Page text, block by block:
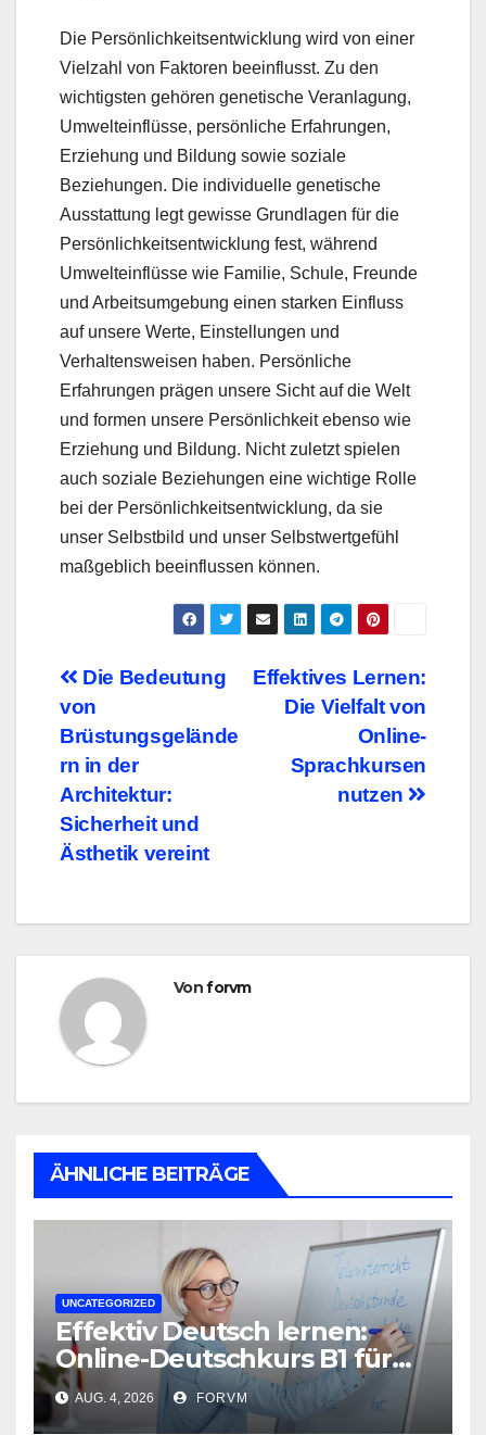
Die Persönlichkeitsentwicklung wird von einer
Vielzahl von Faktoren beeinflusst. Zu den
wichtigsten gehören genetische Veranlagung,
Umwelteinflüsse, persönliche Erfahrungen,
Erziehung und Bildung sowie soziale
Beziehungen. Die individuelle genetische
Ausstattung legt gewisse Grundlagen für die
Persönlichkeitsentwicklung fest, während
Umwelteinflüsse wie Familie, Schule, Freunde
und Arbeitsumgebung einen starken Einfluss
auf unsere Werte, Einstellungen und
Verhaltensweisen haben. Persönliche
Erfahrungen prägen unsere Sicht auf die Welt
und formen unsere Persönlichkeit ebenso wie
Erziehung und Bildung. Nicht zuletzt spielen
auch soziale Beziehungen eine wichtige Rolle
bei der Persönlichkeitsentwicklung, da sie
unser Selbstbild und unser Selbstwertgefühl
maßgeblich beeinflussen können.
Beitragsnavigation
Effektives Lernen:
Die Vielfalt von
Online-
Sprachkursen
nutzen
Die Bedeutung
von
Brüstungsgelände
rn in der
Architektur:
Sicherheit und
Ästhetik vereint
Vonforvm
ÄHNLICHE BEITRÄGE
UNCATEGORIZED
Effektiv Deutsch lernen:
Online-Deutschkurs B1 für
flexible Lernerfolge
AUG. 4, 2026 FORVM